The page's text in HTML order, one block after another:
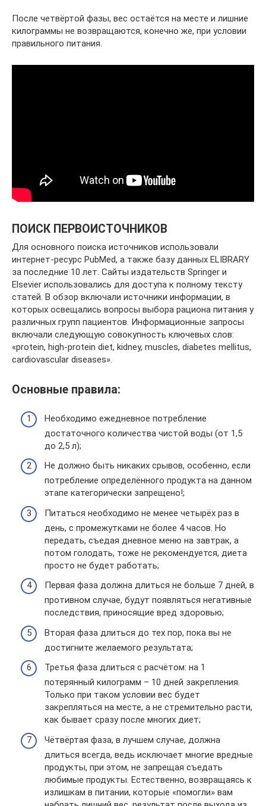
После четвёртой фазы, вес остаётся на месте и лишние
килограммы не возвращаются, конечно же, при условии
правильного питания.
ПОИСК ПЕРВОИСТОЧНИКОВ
Для основного поиска источников использовали
интернет-ресурс PubMed, а также базу данных ELIBRARY
за последние 10 лет. Сайты издательств Springer и
Elsevier использовались для доступа к полному тексту
статей. В обзор включали источники информации, в
которых освещались вопросы выбора рациона питания у
различных групп пациентов. Информационные запросы
включали следующую совокупность ключевых слов:
«protein, high-protein diet, kidney, muscles, diabetes mellitus,
cardiovascular diseases».
Основные правила:
Необходимо ежедневное потребление
достаточного количества чистой воды (от 1,5
до 2,5 л);
Не должно быть никаких срывов, особенно, если
потребление определённого продукта на данном
этапе категорически запрещено!;
Питаться необходимо не менее четырёх раз в
день, с промежутками не более 4 часов. Но
передать, съедая дневное меню на завтрак, а
потом голодать, тоже не рекомендуется, диета
просто не будет работать;
Первая фаза должна длиться не больше 7 дней, в
противном случае, будут появляться негативные
последствия, приносящие вред здоровью;
Вторая фаза длиться до тех пор, пока вы не
достигните желаемого результата;
Третья фаза длиться с расчётом: на 1
потерянный килограмм – 10 дней закрепления.
Только при таком условии вес будет
закрепляться на месте, а не стремительно расти,
как бывает сразу после многих диет;
Чётвёртая фаза, в лучшем случае, должна
длиться всегда, ведь исключает многие вредные
продукты, при этом, не запрещая съедать
любимые продукты. Естественно, возвращаясь к
излишкам в питании, которые «помогли» вам